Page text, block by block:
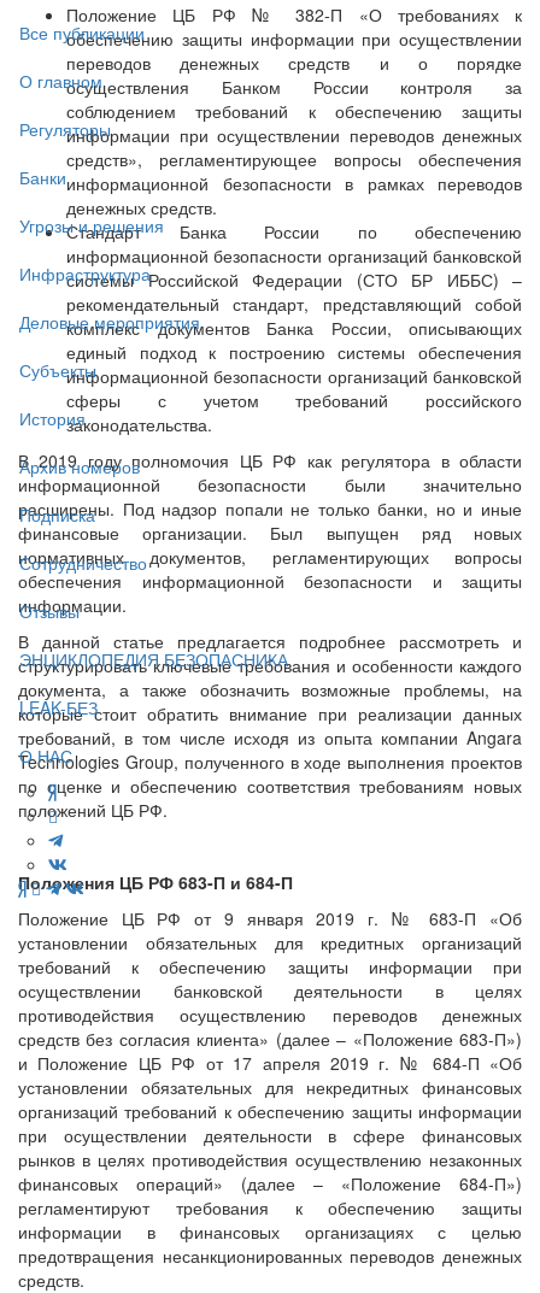
Все публикации
О главном
Регуляторы
Банки
Угрозы и решения
Инфраструктура
Деловые мероприятия
Субъекты
История
Архив номеров
Подписка
Сотрудничество
Отзывы
ЭНЦИКЛОПЕДИЯ БЕЗОПАСНИКА
LEAK-БЕЗ
О НАС
Положение ЦБ РФ № 382-П «О требованиях к
обеспечению защиты информации при осуществлении
переводов денежных средств и о порядке
осуществления Банком России контроля за
соблюдением требований к обеспечению защиты
информации при осуществлении переводов денежных
средств», регламентирующее вопросы обеспечения
информационной безопасности в рамках переводов
денежных средств.
Стандарт Банка России по обеспечению
информационной безопасности организаций банковской
системы Российской Федерации (СТО БР ИББС) –
рекомендательный стандарт, представляющий собой
комплекс документов Банка России, описывающих
единый подход к построению системы обеспечения
информационной безопасности организаций банковской
сферы с учетом требований российского
законодательства.
В 2019 году полномочия ЦБ РФ как регулятора в области
информационной безопасности были значительно
расширены. Под надзор попали не только банки, но и иные
финансовые организации. Был выпущен ряд новых
нормативных документов, регламентирующих вопросы
обеспечения информационной безопасности и защиты
информации.
В данной статье предлагается подробнее рассмотреть и
структурировать ключевые требования и особенности каждого
документа, а также обозначить возможные проблемы, на
которые стоит обратить внимание при реализации данных
требований, в том числе исходя из опыта компании Angara
Technologies Group, полученного в ходе выполнения проектов
по оценке и обеспечению соответствия требованиям новых
положений ЦБ РФ.
Положения ЦБ РФ 683-П и 684-П
Положение ЦБ РФ от 9 января 2019 г. № 683-П «Об
установлении обязательных для кредитных организаций
требований к обеспечению защиты информации при
осуществлении банковской деятельности в целях
противодействия осуществлению переводов денежных
средств без согласия клиента» (далее – «Положение 683-П»)
и Положение ЦБ РФ от 17 апреля 2019 г. № 684-П «Об
установлении обязательных для некредитных финансовых
организаций требований к обеспечению защиты информации
при осуществлении деятельности в сфере финансовых
рынков в целях противодействия осуществлению незаконных
финансовых операций» (далее – «Положение 684-П»)
регламентируют требования к обеспечению защиты
информации в финансовых организациях с целью
предотвращения несанкционированных переводов денежных
средств.